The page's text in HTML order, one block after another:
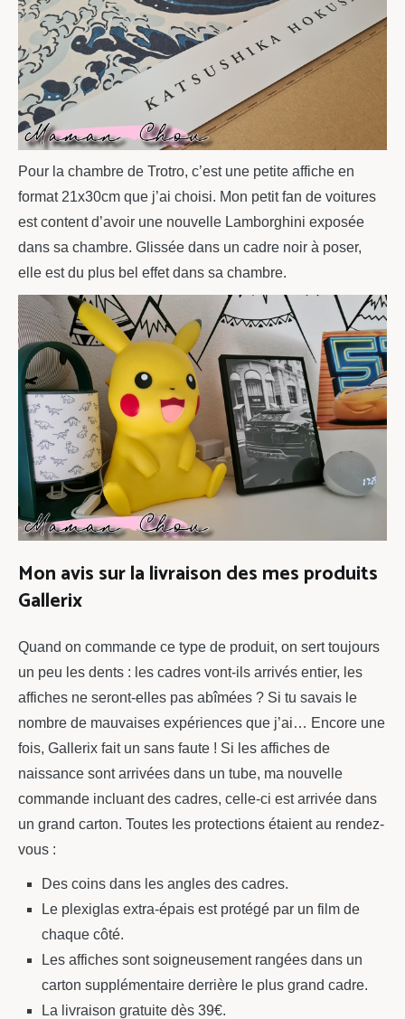
Pour la chambre de Trotro, c’est une petite affiche en
format 21x30cm que j’ai choisi. Mon petit fan de voitures
est content d’avoir une nouvelle Lamborghini exposée
dans sa chambre. Glissée dans un cadre noir à poser,
elle est du plus bel effet dans sa chambre.
Mon avis sur la livraison des mes produits
Gallerix
Quand on commande ce type de produit, on sert toujours
un peu les dents : les cadres vont-ils arrivés entier, les
affiches ne seront-elles pas abîmées ? Si tu savais le
nombre de mauvaises expériences que j’ai… Encore une
fois, Gallerix fait un sans faute ! Si les affiches de
naissance sont arrivées dans un tube, ma nouvelle
commande incluant des cadres, celle-ci est arrivée dans
un grand carton. Toutes les protections étaient au rendez-
vous :
Des coins dans les angles des cadres.
Le plexiglas extra-épais est protégé par un film de
chaque côté.
Les affiches sont soigneusement rangées dans un
carton supplémentaire derrière le plus grand cadre.
La livraison gratuite dès 39€.